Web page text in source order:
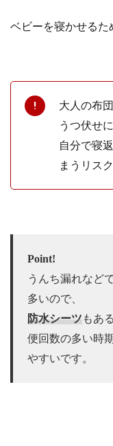
ベビーを寝かせるた
大人の布
うつ伏せ
自分で寝
まうリス
Point!
うんち漏れなど
多いので、
防水シーツもあ
便回数の多い時
やすいです。